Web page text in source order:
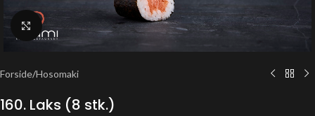
Klik for at forstørre
Forside/Hosomaki
160. Laks (8 stk.)